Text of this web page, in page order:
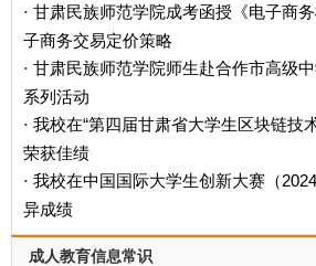
· 甘肃民族师范学院成考函授《电子商
子商务交易定价策略
· 甘肃民族师范学院师生赴合作市高级
系列活动
· 我校在“第四届甘肃省大学生区块链技
荣获佳绩
· 我校在中国国际大学生创新大赛（
异成绩
成人教育信息常识